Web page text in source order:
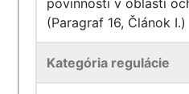
povinností v oblasti
(Paragraf 16, Článok I.)
Kategória regulácie